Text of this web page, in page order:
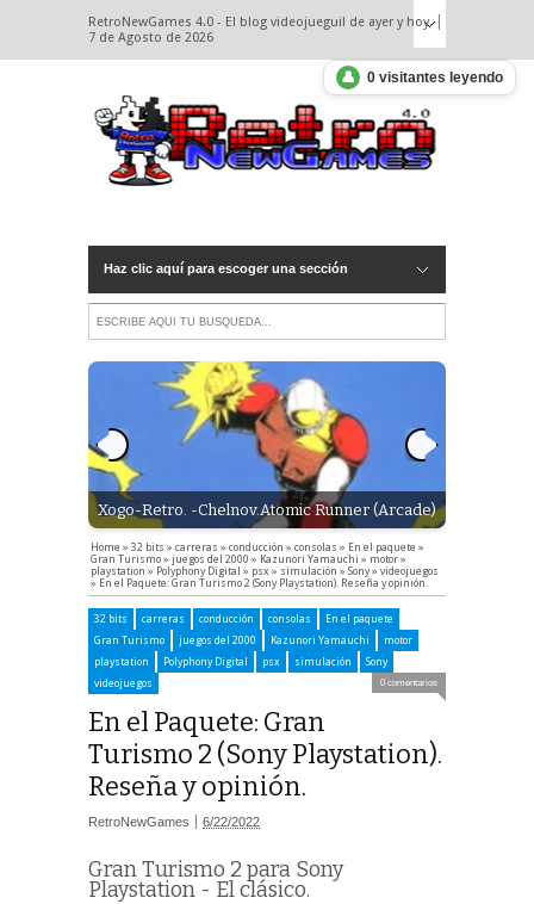
RetroNewGames 4.0 - El blog videojueguil de ayer y hoy.
7 de Agosto de 2026
Haz clic aquí para escoger una sección
Xogo-Retro. -Chelnov.Atomic Runner (Arcade)
Home » 32 bits » carreras » conducción » consolas » En el paquete »
Gran Turismo » juegos del 2000 » Kazunori Yamauchi » motor »
playstation » Polyphony Digital » psx » simulación » Sony» videojuegos
» En el Paquete: Gran Turismo 2 (Sony Playstation). Reseña y opinión.
32 bits carreras conducción consolas
En el paquete
Gran Turismo
juegos del 2000 Kazunori Yamauchi
motor
playstation
Polyphony Digital psx simulación
Sony
videojuegos
0 comentarios
En el Paquete: Gran
Turismo 2 (Sony Playstation).
Reseña y opinión.
6/22/2022
RetroNewGames
Gran Turismo 2 para Sony
Playstation - El clásico.
👤 0 visitantes leyendo